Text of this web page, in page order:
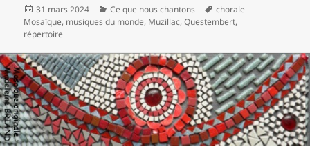
Publié
le
31 mars 2024 Catégories
Ce que nous chantons
Mots-
clés
chorale
Mosaïque, musiques du monde, Muzillac,Questembert,
répertoire